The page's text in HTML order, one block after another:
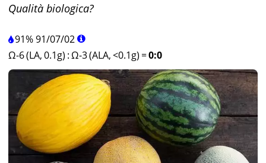
Qualità biologica?
91%91/07/02
Ω-6 (LA, 0.1g) :Ω-3 (ALA, <0.1g) =0:0